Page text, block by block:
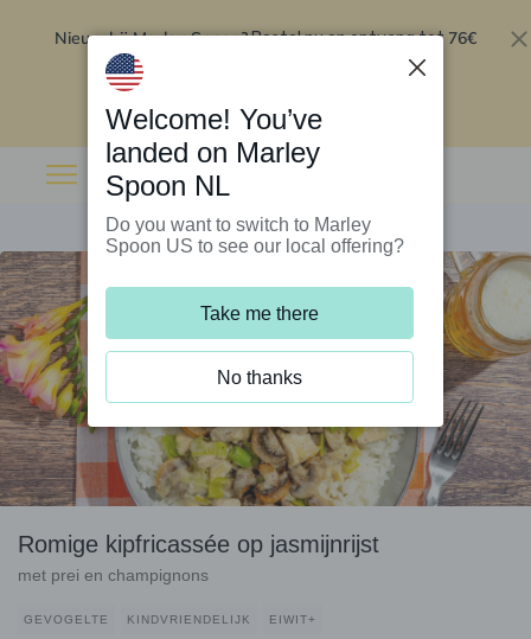
Nieuw bij Marley Spoon?Bestel nu en ontvang tot 76€
Romige kipfricassée op jasmijnrijst
met prei en champignons
GEVOGELTE KINDVRIENDELIJK EIWIT+
Welcome! You’ve
landed on Marley
Spoon NL
Do you want to switch to Marley
Spoon US to see our local offering?
Take me there
No thanks